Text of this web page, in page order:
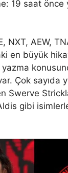
19 saat önce
NXT, AEW,
en büyük
yazma
Çok sayıda
Swerve
gibi